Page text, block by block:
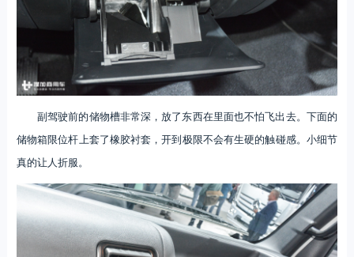
副驾驶前的储物槽非常深，放了东西在里面也不怕飞出去。下面的
储物箱限位杆上套了橡胶衬套，开到极限不会有生硬的触碰感。小细节
真的让人折服。